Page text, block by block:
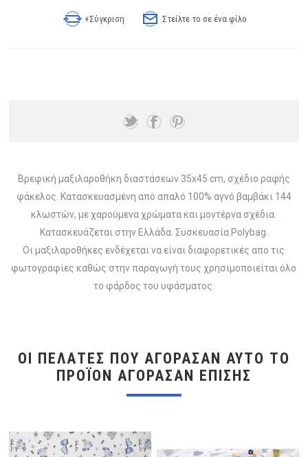
+Σύγκριση Στείλτε το σε ένα φίλο
Βρεφική μαξιλαροθήκη διαστάσεων 35x45 cm, σχέδιο ραφής
φάκελος. Κατασκευασμένη από απαλό 100% αγνό βαμβάκι 144
κλωστών, με χαρούμενα χρώματα και μοντέρνα σχέδια.
Κατασκευάζεται στην Ελλάδα. Συσκευασία Polybag.
Οι μαξιλαροθήκες ενδέχεται να είναι διαφορετικές απο τις
φωτογραφίες καθώς στην παραγωγή τους χρησιμοποιείται όλο
το φάρδος του υφάσματος.
ΟΙ ΠΕΛΆΤΕΣ ΠΟΥ ΑΓΌΡΑΣΑΝ ΑΥΤΌ ΤΟ
ΠΡΟΪΌΝ ΑΓΌΡΑΣΑΝ ΕΠΊΣΗΣ